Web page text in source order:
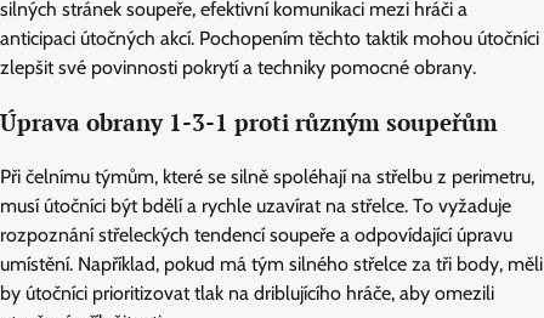
silných stránek soupeře, efektivní komunikaci mezi hráči a
anticipaci útočných akcí. Pochopením těchto taktik mohou útočníci
zlepšit své povinnosti pokrytí a techniky pomocné obrany.
Úprava obrany 1-3-1 proti různým soupeřům
Při čelnímu týmům, které se silně spoléhají na střelbu z perimetru,
musí útočníci být bdělí a rychle uzavírat na střelce. To vyžaduje
rozpoznání střeleckých tendencí soupeře a odpovídající úpravu
umístění. Například, pokud má tým silného střelce za tři body, měli
by útočníci prioritizovat tlak na driblujícího hráče, aby omezili